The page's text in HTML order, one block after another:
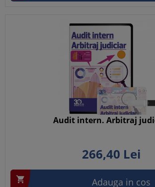
Audit intern. Arbitraj
266,40 Lei
 Adauga in cos